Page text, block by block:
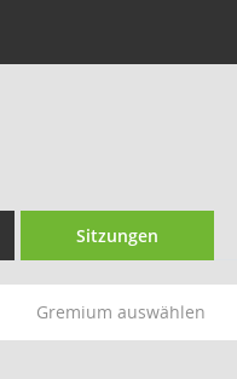
Sitzungen
Gremium auswählen